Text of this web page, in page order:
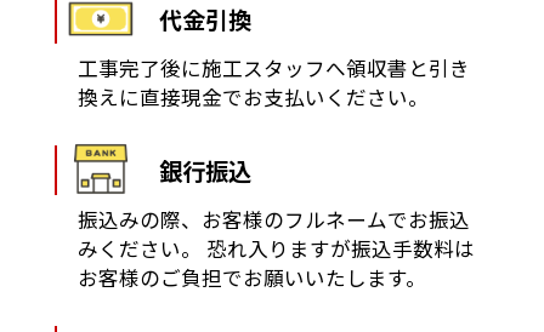
代金引換
工事完了後に施工スタッフへ領収書と引き
換えに直接現金でお支払いください。
銀行振込
振込みの際、お客様のフルネームでお振込
みください。
恐れ入りますが振込手数料は
お客様のご負担でお願いいたします。